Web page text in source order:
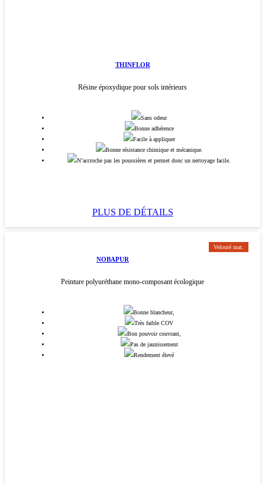
THINFLOR
Résine époxydique pour sols intérieurs
Sans odeur
Bonne adhérence
Facile à appliquer
Bonne résistance chimique et mécanique.
N’accroche pas les poussières et permet donc un nettoyage facile.
PLUS DE DÉTAILS
Velouté mat.
NOBAPUR
Peinture polyuréthane mono-composant écologique
Bonne blancheur,
Très faible COV
Bon pouvoir couvrant,
Pas de jaunissement
Rendement élevé